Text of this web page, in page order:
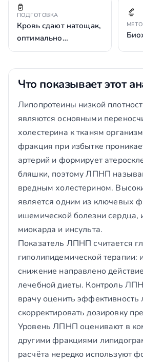
ПОДГОТОВКА
Кровь сдают натощак,
оптимально…
Что показывает этот
Липопротеины низкой
являются основными
холестерина к тканям
фракция при избытке
артерий и формирует
бляшки, поэтому ЛПНП
вредным холестерином.
является одним из ключевых
ишемической болезни сердца,
миокарда и инсульта.
Показатель ЛПНП считается
гиполипидемической терапии:
снижение направлено
лечебной диеты. Контроль
врачу оценить эффективность
скорректировать дозировку
Уровень ЛПНП оценивают в
другими фракциями
расчёта нередко используют